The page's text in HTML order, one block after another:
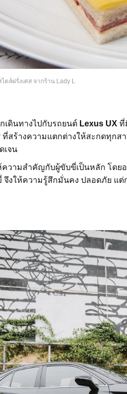
ล์ฝรั่งเศส จากร้าน Lady L
เดินทางไปกับรถยนต์ Lexus UX ที่
ที่สร้างความแตกต่างให้สะกดทุกส
เจน
วามสำคัญกับผู้ขับขี่เป็นหลัก โดย
จึงให้ความรู้สึกมั่นคง ปลอดภัย แ